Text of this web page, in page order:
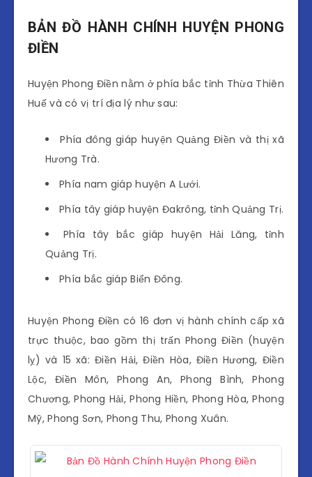
BẢN ĐỒ HÀNH CHÍNH HUYỆN PHONG
ĐIỀN
Huyện Phong Điền nằm ở phía bắc tỉnh Thừa Thiên
Huế và có vị trí địa lý như sau:
Phía đông giáp huyện Quảng Điền và thị xã
Hương Trà.
Phía nam giáp huyện A Lưới.
Phía tây giáp huyện Đakrông, tỉnh Quảng Trị.
Phía tây bắc giáp huyện Hải Lăng, tỉnh
Quảng Trị.
Phía bắc giáp Biển Đông.
Huyện Phong Điền có 16 đơn vị hành chính cấp xã
trực thuộc, bao gồm thị trấn Phong Điền (huyện
lỵ) và 15 xã: Điền Hải, Điền Hòa, Điền Hương, Điền
Lộc, Điền Môn, Phong An, Phong Bình, Phong
Chương, Phong Hải, Phong Hiền, Phong Hòa, Phong
Mỹ, Phong Sơn, Phong Thu, Phong Xuân.